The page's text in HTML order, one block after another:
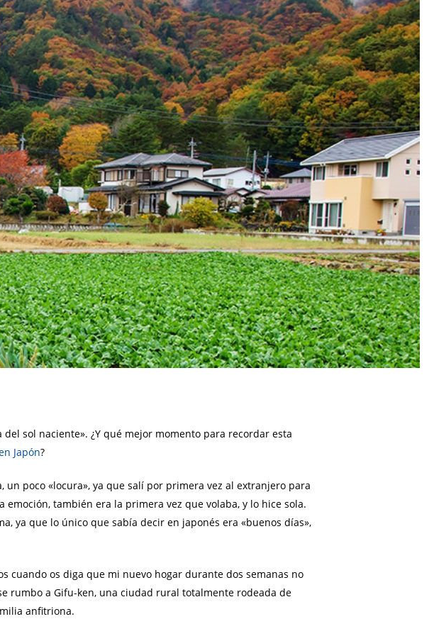
sol naciente». ¿Y qué mejor momento para recordar esta
Japón?
poco «locura», ya que salí por primera vez al extranjero para
también era la primera vez que volaba, y lo hice sola.
ya que lo único que sabía decir en japonés era «buenos días»,
cuando os diga que mi nuevo hogar durante dos semanas no
rumbo a Gifu-ken, una ciudad rural totalmente rodeada de
anfitriona.